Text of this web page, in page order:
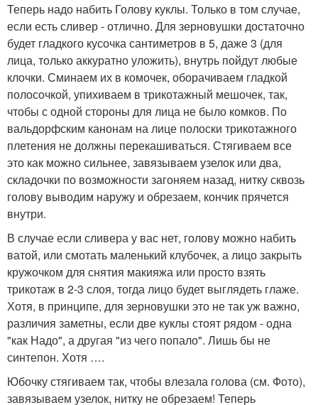
Теперь надо набить Голову куклы. Только в том случае,
если есть сливер - отлично. Для зерновушки достаточно
будет гладкого кусочка сантиметров в 5, даже 3 (для
лица, только аккуратно уложить), внутрь пойдут любые
клочки. Сминаем их в комочек, оборачиваем гладкой
полосочкой, упихиваем в трикотажный мешочек, так,
чтобы с одной стороны для лица не было комков. По
вальдорфским канонам на лице полоски трикотажного
плетения не должны перекашиваться. Стягиваем все
это как можно сильнее, завязываем узелок или два,
складочки по возможности загоняем назад, нитку сквозь
голову выводим наружу и обрезаем, кончик прячется
внутри.
В случае если сливера у вас нет, голову можно набить
ватой, или смотать маленький клубочек, а лицо закрыть
кружочком для снятия макияжа или просто взять
трикотаж в 2-3 слоя, тогда лицо будет выглядеть глаже.
Хотя, в принципе, для зерновушки это не так уж важно,
различия заметны, если две куклы стоят рядом - одна
"как Надо", а другая "из чего попало". Лишь бы не
синтепон. Хотя ….
Юбочку стягиваем так, чтобы влезала голова (см. Фото),
завязываем узелок, нитку не обрезаем! Теперь